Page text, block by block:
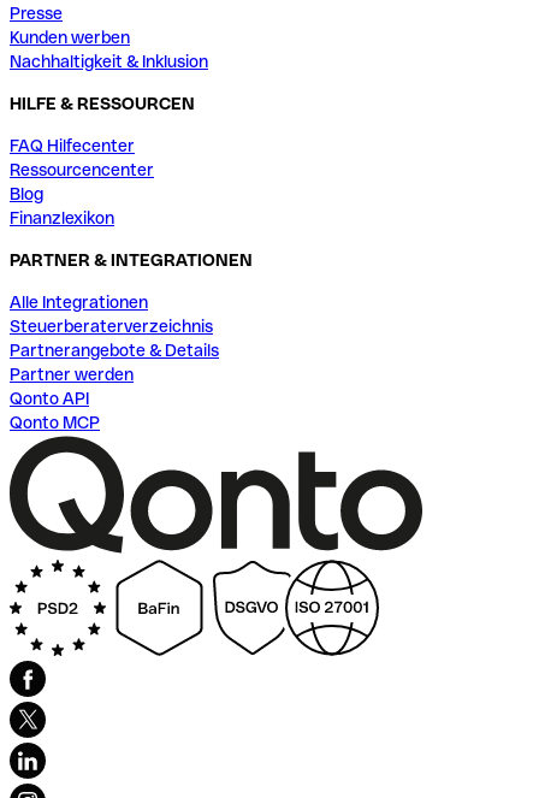
Presse
Kunden werben
Nachhaltigkeit & Inklusion
HILFE & RESSOURCEN
FAQ Hilfecenter
Ressourcencenter
Blog
Finanzlexikon
PARTNER & INTEGRATIONEN
Alle Integrationen
Steuerberaterverzeichnis
Partnerangebote & Details
Partner werden
Qonto API
Qonto MCP